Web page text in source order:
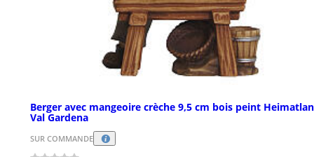
Berger avec mangeoire crèche 9,5 cm bois peint
Val Gardena
SUR COMMANDE